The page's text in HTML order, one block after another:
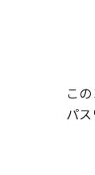
こ
パ